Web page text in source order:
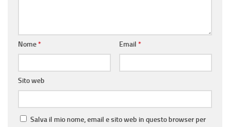
Nome* Email *
Sito web
Salva il mio nome, email e sito web in questo browser per